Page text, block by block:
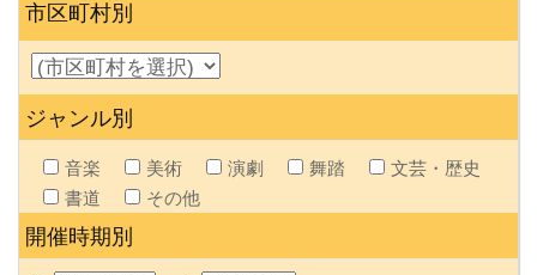
市区町村別
ジャンル別
音楽 美術 演劇 舞踏
文芸・歴史
書道
その他
開催時期別